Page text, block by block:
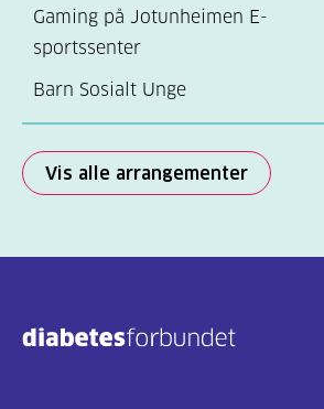
Gaming på Jotunheimen E-
sportssenter
Barn Sosialt Unge
Vis alle arrangementer